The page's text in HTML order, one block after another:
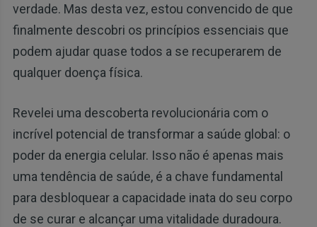
verdade. Mas desta vez, estou convencido de que
finalmente descobri os princípios essenciais que
podem ajudar quase todos a se recuperarem de
qualquer doença física.
Revelei uma descoberta revolucionária com o
incrível potencial de transformar a saúde global: o
poder da energia celular. Isso não é apenas mais
uma tendência de saúde, é a chave fundamental
para desbloquear a capacidade inata do seu corpo
de se curar e alcançar uma vitalidade duradoura.